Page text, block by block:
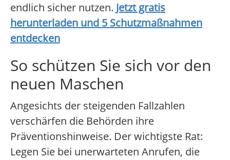
endlich sicher nutzen. Jetzt gratis
herunterladen und 5 Schutzmaßnahmen
entdecken
So schützen Sie sich vor den
neuen Maschen
Angesichts der steigenden Fallzahlen
verschärfen die Behörden ihre
Präventionshinweise. Der wichtigste Rat:
Legen Sie bei unerwarteten Anrufen, die